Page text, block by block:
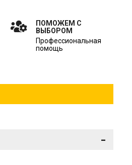
ПОМОЖЕМ С
ВЫБОРОМ
Профессиональная
помощь
-